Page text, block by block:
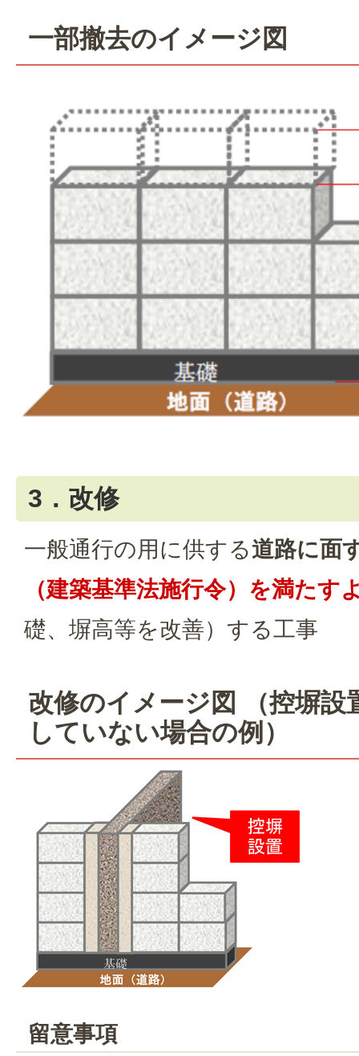
一部撤去のイメージ図
3．改修
一般通行の用に供する道路に面
（建築基準法施行令）を満たす
礎、塀高等を改善）する工事
改修のイメージ図 （控塀設
していない場合の例）
留意事項